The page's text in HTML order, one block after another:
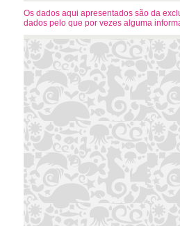
Os dados aqui apresentados são da
dados pelo que por vezes alguma